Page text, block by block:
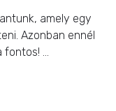
amely egy
Azonban ennél
...